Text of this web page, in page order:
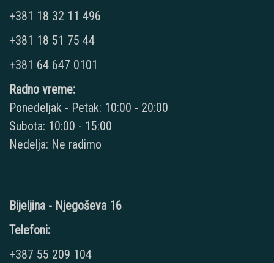
+381 18 32 11 496
+381 18 51 75 44
+381 64 647 0101
Radno vreme:
Ponedeljak - Petak: 10:00 - 20:00
Subota: 10:00 - 15:00
Nedelja: Ne radimo
Bijeljina - Njegoševa 16
Telefoni:
+387 55 209 104